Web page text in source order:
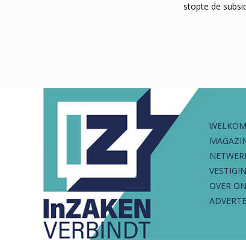
stopte de
WELKOM
OVER